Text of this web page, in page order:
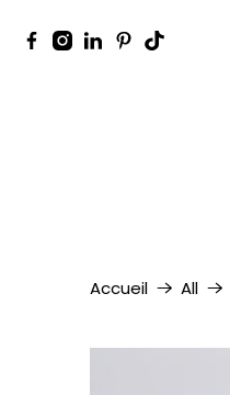
Accueil All